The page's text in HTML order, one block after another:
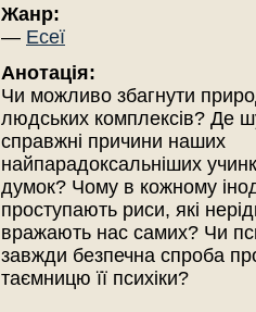
Жанр:
— Есеї
Анотація:
Чи можливо збагнути
людських комплексів? Де
справжні причини наших
найпарадоксальніших
думок? Чому в кожному
проступають риси, які
вражають нас самих? Чи
завжди безпечна спроба
таємницю її психіки?